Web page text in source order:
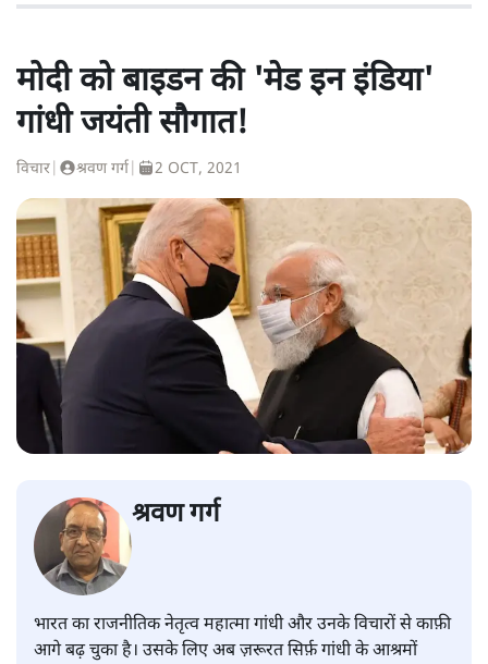
मोदी को बाइडन की 'मेड इन इंडिया'
गांधी जयंती सौगात!
विचार श्रवण गर्ग 2 OCT, 2021
श्रवण गर्ग
भारत का राजनीतिक नेतृत्व महात्मा गांधी और उनके विचारों से काफ़ी
आगे बढ़ चुका है। उसके लिए अब ज़रूरत सिर्फ़ गांधी के आश्रमों